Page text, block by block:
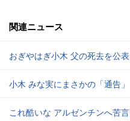
関連ニュース
おぎやはぎ小木 父の死去を公表
小木 みな実にまさかの「通告」
これ酷いな アルゼンチンへ苦言